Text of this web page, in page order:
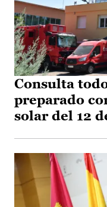
Consulta
preparado
solar del 12